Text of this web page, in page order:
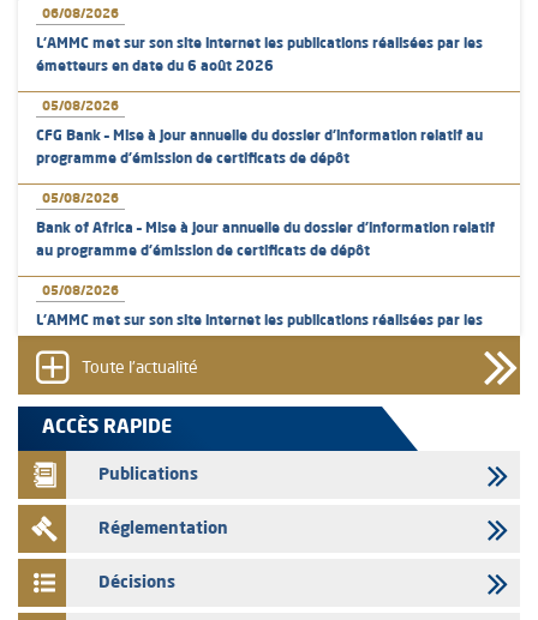
06/08/2026
L’AMMC met sur son site internet les publications réalisées par les
émetteurs en date du 6 août 2026
05/08/2026
CFG Bank – Mise à jour annuelle du dossier d’information relatif au
programme d'émission de certificats de dépôt
05/08/2026
Bank of Africa – Mise à jour annuelle du dossier d’information relatif
au programme d'émission de certificats de dépôt
05/08/2026
L’AMMC met sur son site internet les publications réalisées par les
04/08/2026
L’AMMC met sur son site internet les publications réalisées par les
émetteurs en date du 4 août 2026
03/08/2026
Saham Bank – Mise à jour annuelle du dossier d’information relatif au
programme d'émission de certificats de dépôt
L’AMMC met sur son site internet les publications réalisées par les
Toute l'actualité
ACCÈS RAPIDE
Publications
Réglementation
Décisions